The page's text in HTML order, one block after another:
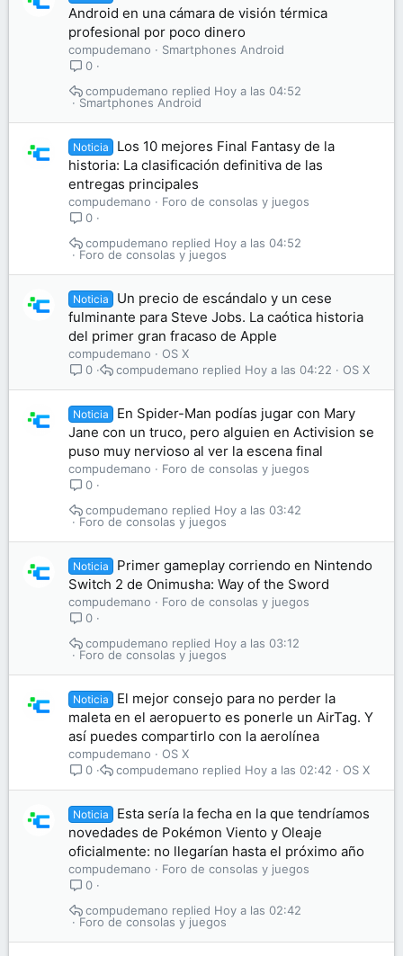
Android en una cámara de visión térmica
profesional por poco dinero
compudemano
Smartphones Android
0
Smartphones Android
Hoy a las 04:52
compudemano
Noticia
Los 10 mejores Final Fantasy de la
historia: La clasificación definitiva de las
entregas principales
compudemano
Foro de consolas y juegos
0
Foro de consolas y juegos
Hoy a las 04:52
compudemano
Noticia
Un precio de escándalo y un cese
fulminante para Steve Jobs. La caótica historia
del primer gran fracaso de Apple
compudemano
OS X
0
OS X
Hoy a las 04:22
compudemano
Noticia
En Spider-Man podías jugar con Mary
Jane con un truco, pero alguien en Activision se
puso muy nervioso al ver la escena final
compudemano
Foro de consolas y juegos
0
Foro de consolas y juegos
Hoy a las 03:42
compudemano
Noticia
Primer gameplay corriendo en Nintendo
Switch 2 de Onimusha: Way of the Sword
compudemano
Foro de consolas y juegos
0
Foro de consolas y juegos
Hoy a las 03:12
compudemano
Noticia
El mejor consejo para no perder la
maleta en el aeropuerto es ponerle un AirTag. Y
así puedes compartirlo con la aerolínea
compudemano
OS X
0
OS X
Hoy a las 02:42
compudemano
Noticia
Esta sería la fecha en la que tendríamos
novedades de Pokémon Viento y Oleaje
oficialmente: no llegarían hasta el próximo año
compudemano
Foro de consolas y juegos
0
Foro de consolas y juegos
Hoy a las 02:42
compudemano